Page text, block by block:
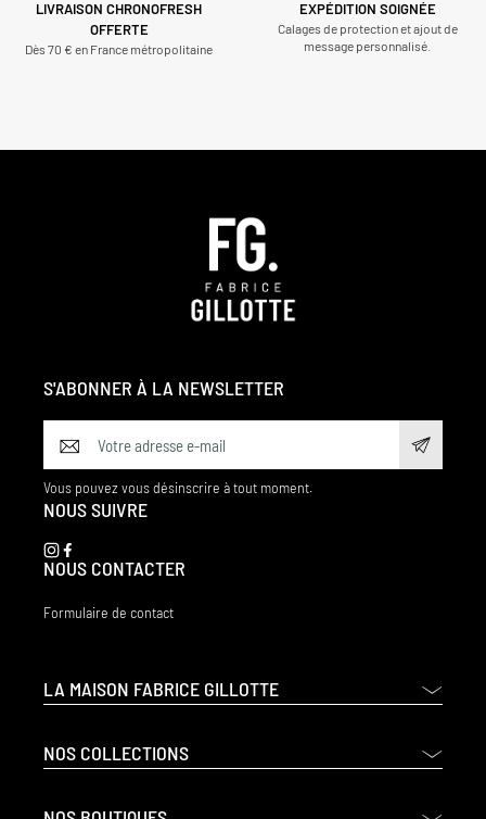
LIVRAISON CHRONOFRESH
OFFERTE
Dès 70 € en France métropolitaine
EXPÉDITION SOIGNÉE
Calages de protection et ajout de
message personnalisé.
LA MAISON FABRICE GILLOTTE
NOS COLLECTIONS
S'ABONNER À LA NEWSLETTER
Vous pouvez vous désinscrire à tout moment.
NOUS SUIVRE
NOUS CONTACTER
Formulaire de contact